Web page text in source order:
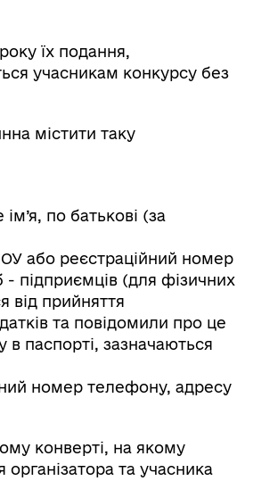
їх подання,
учасникам конкурсу без
містити таку
по батькові (за
або реєстраційний номер
- підприємців (для фізичних
від прийняття
та повідомили про це
паспорті, зазначаються
номер телефону, адресу
конверті, на якому
та учасника